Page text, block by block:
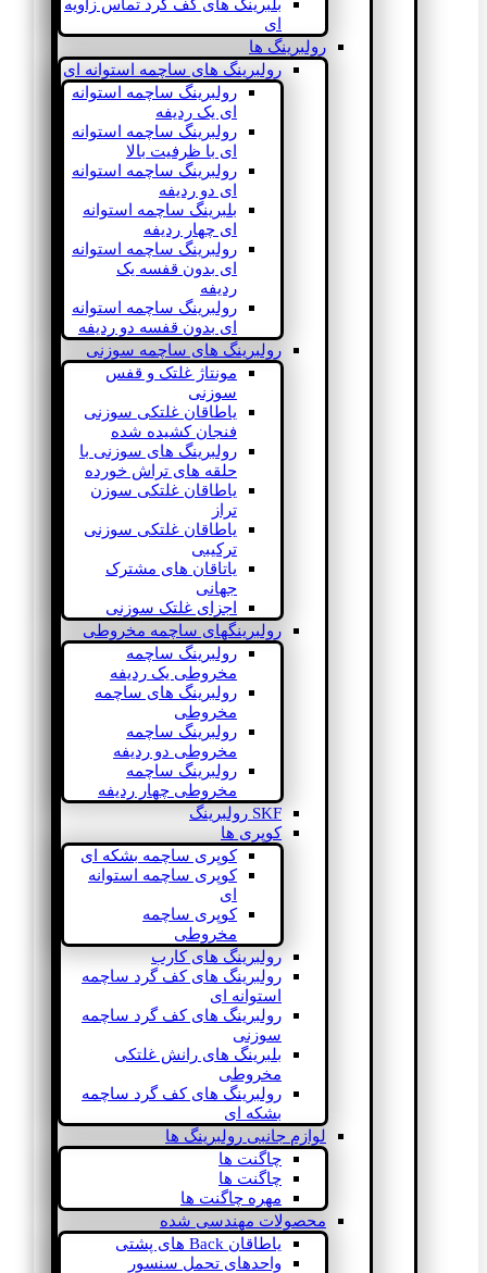
بلبرینگ های کف گرد تماس زاویه
ای
رولبرینگ ها
رولبرینگ های ساچمه استوانه ای
رولبرینگ ساچمه استوانه
ای یک ردیفه
رولبرینگ ساچمه استوانه
ای با ظرفیت بالا
رولبرینگ ساچمه استوانه
ای دو ردیفه
بلبرینگ ساچمه استوانه
ای چهار ردیفه
رولبرینگ ساچمه استوانه
ای بدون قفسه یک
ردیفه
رولبرینگ ساچمه استوانه
ای بدون قفسه دو ردیفه
رولبرینگ های ساچمه سوزنی
مونتاژ غلتک و قفس
سوزنی
یاطاقان غلتکی سوزنی
فنجان کشیده شده
رولبرینگ های سوزنی با
حلقه های تراش خورده
یاطاقان غلتکی سوزن
تراز
یاطاقان غلتکی سوزنی
ترکیبی
یاتاقان های مشترک
جهانی
اجزای غلتک سوزنی
رولبرینگهای ساچمه مخروطی
رولبرینگ ساچمه
مخروطی یک ردیفه
رولبرینگ های ساچمه
مخروطی
رولبرینگ ساچمه
مخروطی دو ردیفه
رولبرینگ ساچمه
مخروطی چهار ردیفه
SKF رولبرینگ
کوپری ها
کوپری ساچمه بشکه ای
کوپری ساچمه استوانه
ای
کوپری ساچمه
مخروطی
رولبرینگ های کارب
رولبرینگ های کف گرد ساچمه
استوانه ای
رولبرینگ های کف گرد ساچمه
سوزنی
بلبرینگ های رانش غلتکی
مخروطی
رولبرینگ های کف گرد ساچمه
بشکه ای
لوازم جانبی رولبرینگ ها
چاگنت ها
چاگنت ها
مهره چاگنت ها
محصولات مهندسی شده
یاطاقان Back های پشتی
واحدهای تحمل سنسور